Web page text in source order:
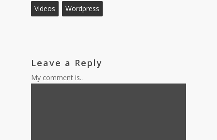
Videos
Wordpress
Leave a Reply
My comment is..